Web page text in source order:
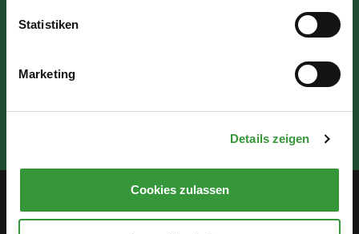
Statistiken
Marketing
Details zeigen
Cookies zulassen
Service